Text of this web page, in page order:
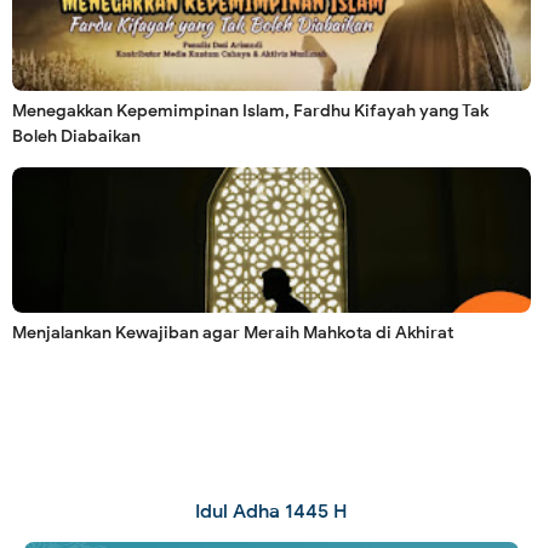
Menegakkan Kepemimpinan Islam, Fardhu Kifayah yang Tak
Boleh Diabaikan
Menjalankan Kewajiban agar Meraih Mahkota di Akhirat
Idul Adha 1445 H